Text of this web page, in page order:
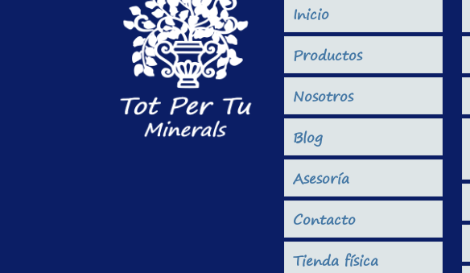
Inicio
Productos
Nosotros
Blog
Asesoría
Contacto
Tienda física